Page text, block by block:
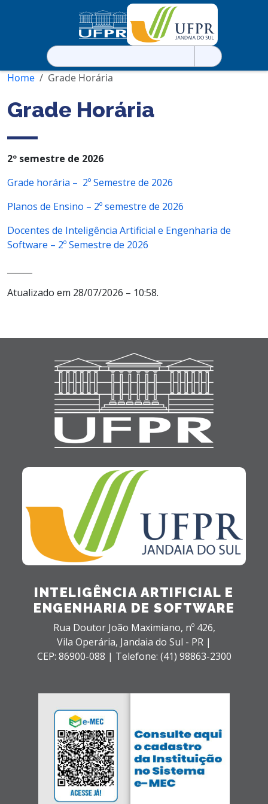
Pesquisar
por:
Home
Grade Horária
Grade Horária
2º semestre de 2026
Grade horária – 2º Semestre de 2026
Planos de Ensino – 2º semestre de 2026
Docentes de Inteligência Artificial e Engenharia de
Software – 2º Semestre de 2026
Atualizado em 28/07/2026 – 10:58.
INTELIGÊNCIA ARTIFICIAL E
ENGENHARIA DE SOFTWARE
Rua Doutor João Maximiano, nº 426,
Vila Operária, Jandaia do Sul - PR |
CEP: 86900-088 | Telefone: (41) 98863-2300